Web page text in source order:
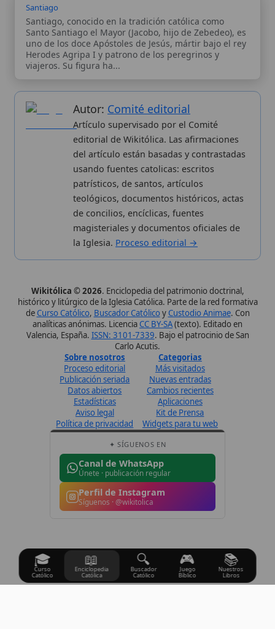
Wikitólica © 2026 . Enciclopedia del patrimonio doctrinal,
histórico y litúrgico de la Iglesia Católica. Parte de la red formativa
deCurso Católico,Buscador Católico
Sobre nosotros
Proceso editorial
Publicación seriada
Datos abiertos
Aviso legal
Política de privacidad
Categorias
Más visitados
Nuevas entradas
Cambios recientes
Kit de Prensa
Widgets para tu web
✦ SÍGUENOS EN
Canal de WhatsApp
Únete · publicación regular
Perfil de Instagram
Síguenos · @wikitolica